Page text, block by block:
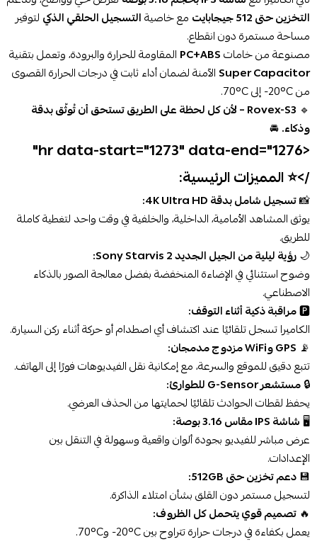
التخزين حتى 512 جيجابايت
مع خاصيةالتسجيل الحلقي الذكي لتوفير
مساحة مستمرة دون انقطاع.
مصنوعة من خاماتPC+ABS المقاومة للحرارة والبرودة، وتعمل بتقنية
Super Capacitor الآمنة لضمان أداء ثابت في درجات الحرارة القصوى
من ‎-20°C‎ إلى ‎70°C‎.
🔹
Rovex-S3 – لأن كل لحظة على الطريق تستحق أن تُوثّق بدقة
وذكاء.🚘
<hr data-start="1273" data-end="1276"
/>⭐ المميزات الرئيسية:
📸تسجيل شامل بدقة 4K Ultra HD:
يوثق المشاهد الأمامية، الداخلية، والخلفية في وقت واحد لتغطية كاملة
للطريق.
🌙رؤية ليلية من الجيل الجديد Sony Starvis 2:
وضوح استثنائي في الإضاءة المنخفضة بفضل معالجة الصور بالذكاء
الاصطناعي.
🅿️مراقبة ذكية أثناء التوقف:
الكاميرا تسجل تلقائيًا عند اكتشاف أي اصطدام أو حركة أثناء ركن السيارة.
📡 GPS وWiFi مزدوج مدمجان:
تتبع دقيق للموقع والسرعة، مع إمكانية نقل الفيديوهات فورًا إلى الهاتف.
🔒مستشعر G-Sensor للطوارئ:
يحفظ لقطات الحوادث تلقائيًا لحمايتها من الحذف العرضي.
🖥️ شاشة IPS مقاس 3.16 بوصة:
عرض مباشر للفيديو بجودة ألوان واقعية وسهولة في التنقل بين
الإعدادات.
💾دعم تخزين حتى 512GB:
لتسجيل مستمر دون القلق بشأن امتلاء الذاكرة.
🔥 تصميم قوي يتحمل كل الظروف:
يعمل بكفاءة في درجات حرارة تتراوح بين ‎-20°C‎ و‎70°C‎.